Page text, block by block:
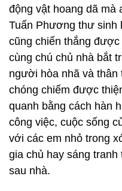
động vật hoang dã mà
Tuấn Phương thư sinh
cũng chiến thắng
cùng chú chủ nhà bắt
người hòa nhã và thân
chóng chiếm được
quanh bằng cách hàn
công việc, cuộc sống
với các em nhỏ trong
gia chủ hay sáng
sau nhà.